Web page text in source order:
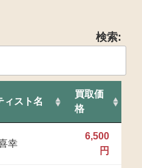
検索:
ィスト名
買取価
格
幸
6,500
円